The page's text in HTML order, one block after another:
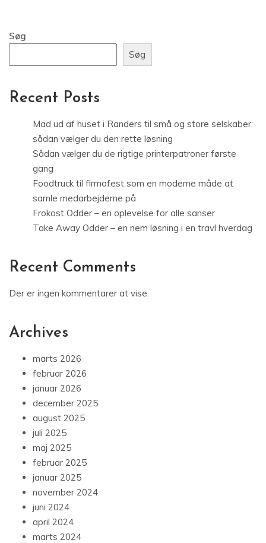
Søg
Søg
Recent Posts
Mad ud af huset i Randers til små og store selskaber:
sådan vælger du den rette løsning
Sådan vælger du de rigtige printerpatroner første
gang
Foodtruck til firmafest som en moderne måde at
samle medarbejderne på
Frokost Odder – en oplevelse for alle sanser
Take Away Odder – en nem løsning i en travl hverdag
Recent Comments
Der er ingen kommentarer at vise.
Archives
marts 2026
februar 2026
januar 2026
december 2025
august 2025
juli 2025
maj 2025
februar 2025
januar 2025
november 2024
juni 2024
april 2024
marts 2024